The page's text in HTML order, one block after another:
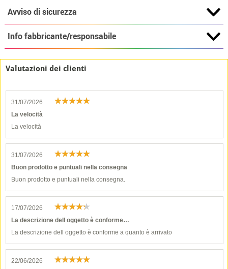
Avviso di sicurezza
Info fabbricante/responsabile
Valutazioni dei clienti
31/07/2026
La velocità
La velocità
31/07/2026
Buon prodotto e puntuali nella consegna
Buon prodotto e puntuali nella consegna.
17/07/2026
La descrizione dell oggetto è conforme…
La descrizione dell oggetto è conforme a quanto è arrivato
22/06/2026